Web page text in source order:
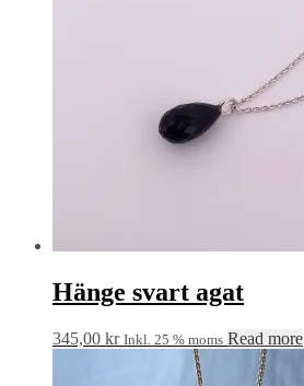
Hänge svart agat
345,00 kr Inkl. 25 % moms Read more